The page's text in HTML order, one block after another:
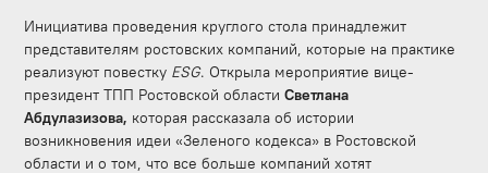
Инициатива проведения круглого стола принадлежит
представителям ростовских компаний, которые на практике
реализуют повестку ESG. Открыла мероприятие вице-
президент ТПП Ростовской областиСветлана
Абдулазизова, которая рассказала об истории
возникновения идеи «Зеленого кодекса» в Ростовской
области и о том, что все больше компаний хотят